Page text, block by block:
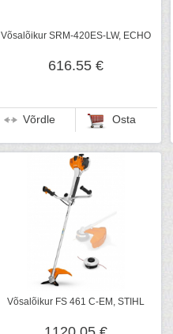
Võsalõikur SRM-420ES-LW, ECHO
616.55 €
Võrdle Osta
Võsalõikur FS 461 C-EM, STIHL